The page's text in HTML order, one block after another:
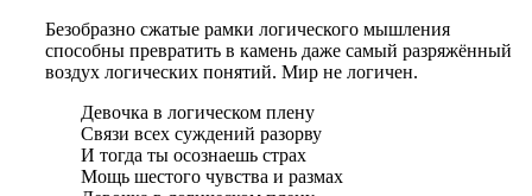
Безобразно сжатые рамки логического мышления
способны превратить в камень даже самый разряжённый
воздух логических понятий. Мир не логичен.
Девочка в логическом плену
Связи всех суждений разорву
И тогда ты осознаешь страх
Мощь шестого чувства и размах